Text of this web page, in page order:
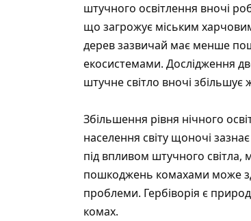
штучного освітлення вночі
що загрожує міським
дерев зазвичай має менше
екосистемами. Дослідження
штучне світло вночі
Збільшення рівня нічного
населення світу щоночі
під впливом штучного
пошкоджень комахами може
проблеми. Гербіворія є
комах.